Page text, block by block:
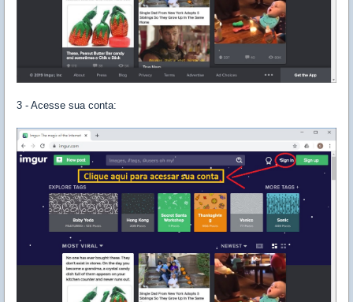
3 - Acesse sua conta: